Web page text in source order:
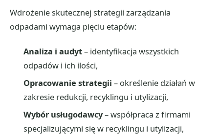
Wdrożenie skutecznej strategii zarządzania
odpadami wymaga pięciu etapów:
Analiza i audyt– identyfikacja wszystkich
odpadów i ich ilości,
Opracowanie strategii – określenie działań w
zakresie redukcji, recyklingu i utylizacji,
Wybór usługodawcy– współpraca z firmami
specjalizującymi się w recyklingu i utylizacji,